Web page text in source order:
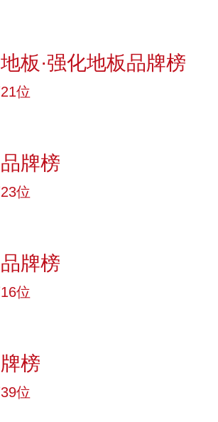
板·强化地板品牌榜
位
牌榜
位
牌榜
位
榜
位